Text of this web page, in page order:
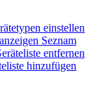
einstellen
Seznam
entfernen
hinzufügen